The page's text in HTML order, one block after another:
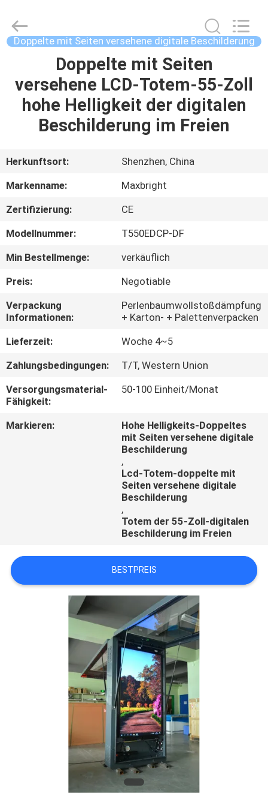
PRODUKTE
UNS
AUSFLUG
QUALITÄTSKONTROLLE
TRETEN
SIE
MIT
UNS
VERBINDUNG
Freien
Fournisseur.
Copyright
signage.com.
Reserved.
Doppelte mit Seiten versehene digitale Beschilderung
Doppelte mit Seiten
versehene LCD-Totem-55-Zoll
hohe Helligkeit der digitalen
Beschilderung im Freien
Herkunftsort:
Shenzhen, China
Markenname:
Maxbright
Zertifizierung:
CE
Modellnummer:
T550EDCP-DF
Min Bestellmenge:
verkäuflich
Preis:
Negotiable
Verpackung
Informationen:
Perlenbaumwollstoßdämpfung
+ Karton- + Palettenverpacken
Lieferzeit:
Woche 4~5
Zahlungsbedingungen:
T/T, Western Union
Versorgungsmaterial-
Fähigkeit:
50-100 Einheit/Monat
Markieren:
Hohe Helligkeits-Doppeltes
mit Seiten versehene digitale
Beschilderung
,
Lcd-Totem-doppelte mit
Seiten versehene digitale
Beschilderung
,
Totem der 55-Zoll-digitalen
Beschilderung im Freien
BESTPREIS